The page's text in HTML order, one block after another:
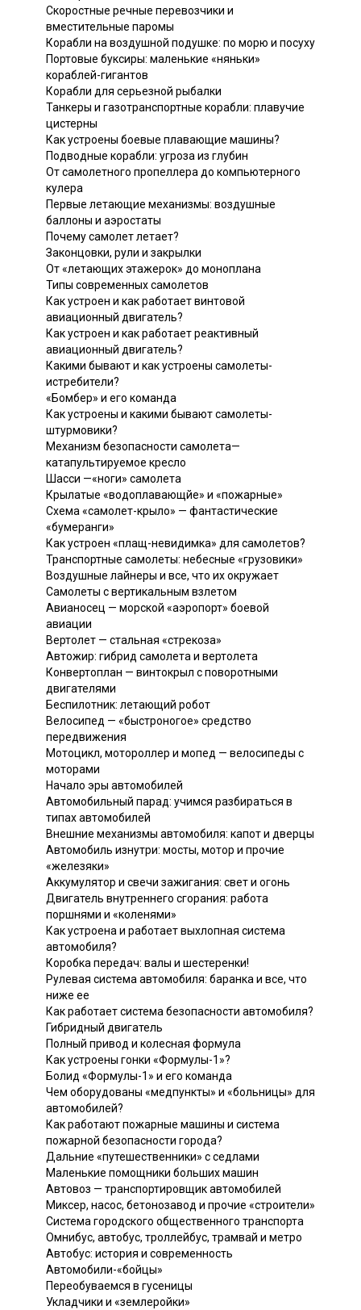
Скоростные речные перевозчики и
вместительные паромы
Корабли на воздушной подушке: по морю и посуху
Портовые буксиры: маленькие «няньки»
кораблей-гигантов
Корабли для серьезной рыбалки
Танкеры и газотранспортные корабли: плавучие
цистерны
Как устроены боевые плавающие машины?
Подводные корабли: угроза из глубин
От самолетного пропеллера до компьютерного
кулера
Первые летающие механизмы: воздушные
баллоны и аэростаты
Почему самолет летает?
Законцовки, рули и закрылки
От «летающих этажерок» до моноплана
Типы современных самолетов
Как устроен и как работает винтовой
авиационный двигатель?
Как устроен и как работает реактивный
авиационный двигатель?
Какими бывают и как устроены самолеты-
истребители?
«Бомбер» и его команда
Как устроены и какими бывают самолеты-
штурмовики?
Механизм безопасности самолета—
катапультируемое кресло
Шасси —«ноги» самолета
Крылатые «водоплавающйе» и «пожарные»
Схема «самолет-крыло» — фантастические
«бумеранги»
Как устроен «плащ-невидимка» для самолетов?
Транспортные самолеты: небесные «грузовики»
Воздушные лайнеры и все, что их окружает
Самолеты с вертикальным взлетом
Авианосец — морской «аэропорт» боевой
авиации
Вертолет — стальная «стрекоза»
Автожир: гибрид самолета и вертолета
Конвертоплан — винтокрыл с поворотными
двигателями
Беспилотник: летающий робот
Велосипед — «быстроногое» средство
передвижения
Мотоцикл, мотороллер и мопед — велосипеды с
моторами
Начало эры автомобилей
Автомобильный парад: учимся разбираться в
типах автомобилей
Внешние механизмы автомобиля: капот и дверцы
Автомобиль изнутри: мосты, мотор и прочие
«железяки»
Аккумулятор и свечи зажигания: свет и огонь
Двигатель внутреннего сгорания: работа
поршнями и «коленями»
Как устроена и работает выхлопная система
автомобиля?
Коробка передач: валы и шестеренки!
Рулевая система автомобиля: баранка и все, что
ниже ее
Как работает система безопасности автомобиля?
Гибридный двигатель
Полный привод и колесная формула
Как устроены гонки «Формулы-1»?
Болид «Формулы-1» и его команда
Чем оборудованы «медпункты» и «больницы» для
автомобилей?
Как работают пожарные машины и система
пожарной безопасности города?
Дальние «путешественники» с седлами
Маленькие помощники больших машин
Автовоз — транспортировщик автомобилей
Миксер, насос, бетонозавод и прочие «строители»
Система городского общественного транспорта
Омнибус, автобус, троллейбус, трамвай и метро
Автобус: история и современность
Автомобили-«бойцы»
Переобуваемся в гусеницы
Укладчики и «землеройки»